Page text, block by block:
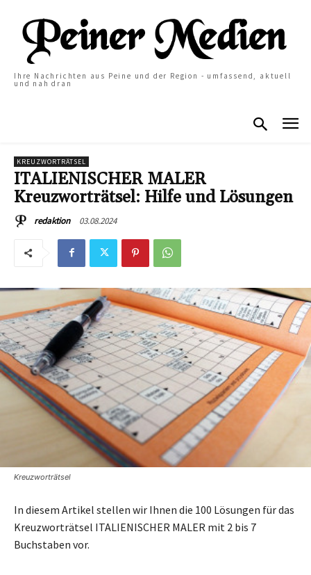
Ihre Nachrichten aus Peine und der Region - umfassend, aktuell
und nah dran
KREUZWORTRÄTSEL
ITALIENISCHER MALER
Kreuzworträtsel: Hilfe und Lösungen
redaktion 03.08.2024
Kreuzworträtsel
In diesem Artikel stellen wir Ihnen die 100 Lösungen für das
Kreuzworträtsel ITALIENISCHER MALER mit 2 bis 7
Buchstaben vor.